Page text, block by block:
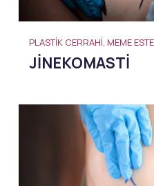
PLASTIK CERRAHI, MEME
JINEKOMASTI